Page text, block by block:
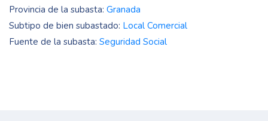
Provincia de la subasta: Granada
Subtipo de bien subastado: Local Comercial
Fuente de la subasta: Seguridad Social